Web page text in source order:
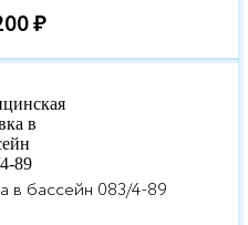
₽
в бассейн 083/4-89